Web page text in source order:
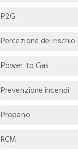
P2G
Percezione del rischio
Power to Gas
Prevenzione incendi
Propano
RCM